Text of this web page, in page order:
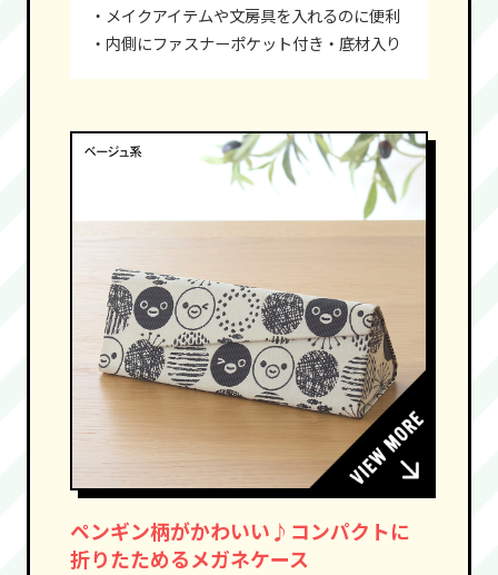
・メイクアイテムや文房具を入れるのに便利
・内側にファスナーポケット付き・底材入り
ペンギン柄がかわいい♪コンパクトに
折りたためるメガネケース